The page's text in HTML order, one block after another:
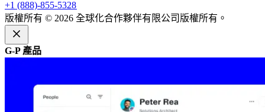
+1 (888)-855-5328​​
版權所有 © 2026 全球化合作夥伴有限公司版權所有。​​
G-P 產品​​